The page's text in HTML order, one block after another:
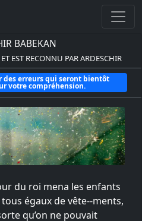
BABEKAN
EST RECONNU PAR ARDESCHIR
des erreurs qui seront bientôt
votre compréhension.
du roi mena les enfants
égaux de vête--ments,
qu’on ne pouvait